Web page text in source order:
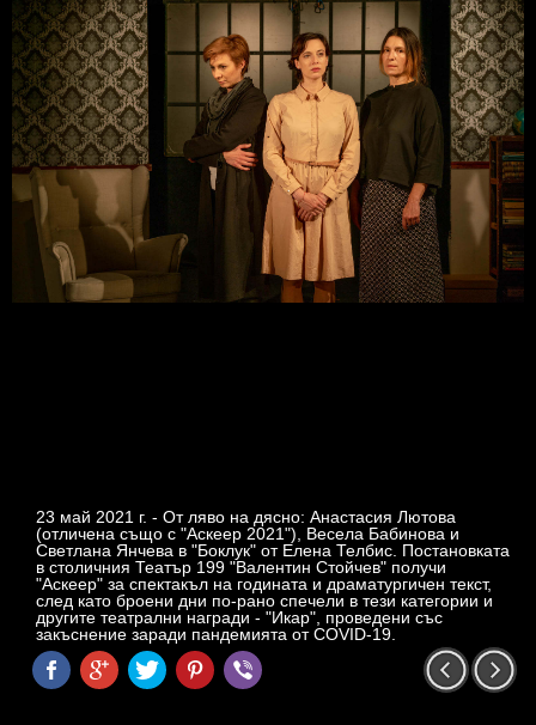
23 май 2021 г. - От ляво на дясно: Анастасия Лютова
(отличена също с "Аскеер 2021"), Весела Бабинова и
Светлана Янчева в "Боклук" от Елена Телбис. Постановката
в столичния Театър 199 "Валентин Стойчев" получи
"Аскеер" за спектакъл на годината и драматургичен текст,
след като броени дни по-рано спечели в тези категории и
другите театрални награди - "Икар", проведени със
закъснение заради пандемията от COVID-19.